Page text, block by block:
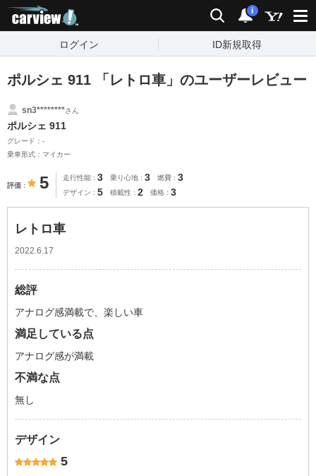
検索 通知
i
ログイン ID新規取得
ポルシェ 911 「レトロ車」のユーザーレビュー
sn3********さん
ポルシェ 911
グレード：-
乗車形式：マイカー
評価 5 走行性能 3 乗り心地 3 燃費 3
デザイン 5 積載性 2 価格 3
レトロ車
2022.6.17
総評
アナログ感満載で、楽しい車
満足している点
アナログ感が満載
不満な点
無し
デザイン
5